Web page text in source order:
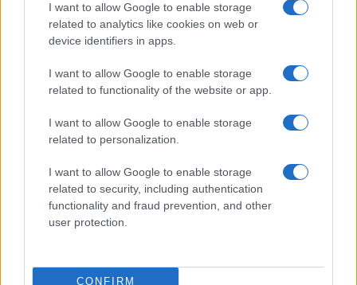
I want to allow Google to enable storage
related to analytics like cookies on web or
device identifiers in apps.
I want to allow Google to enable storage
related to functionality of the website or app.
I want to allow Google to enable storage
related to personalization.
I want to allow Google to enable storage
related to security, including authentication
functionality and fraud prevention, and other
user protection.
CONFIRM
Continua a leggere
TENNIS